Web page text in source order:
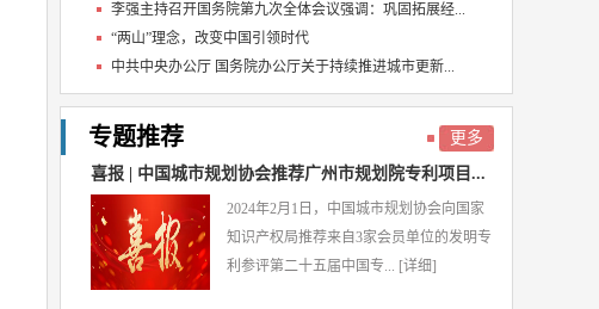
李强主持召开国务院第九次全体会议强调：巩固拓展经...
“两山”理念，改变中国引领时代
中共中央办公厅 国务院办公厅关于持续推进城市更新...
专题推荐
更多
喜报 | 中国城市规划协会推荐广州市规划院专利项目...
2024年2月1日，中国城市规划协会向国家
知识产权局推荐来自3家会员单位的发明专
利参评第二十五届中国专... [详细]